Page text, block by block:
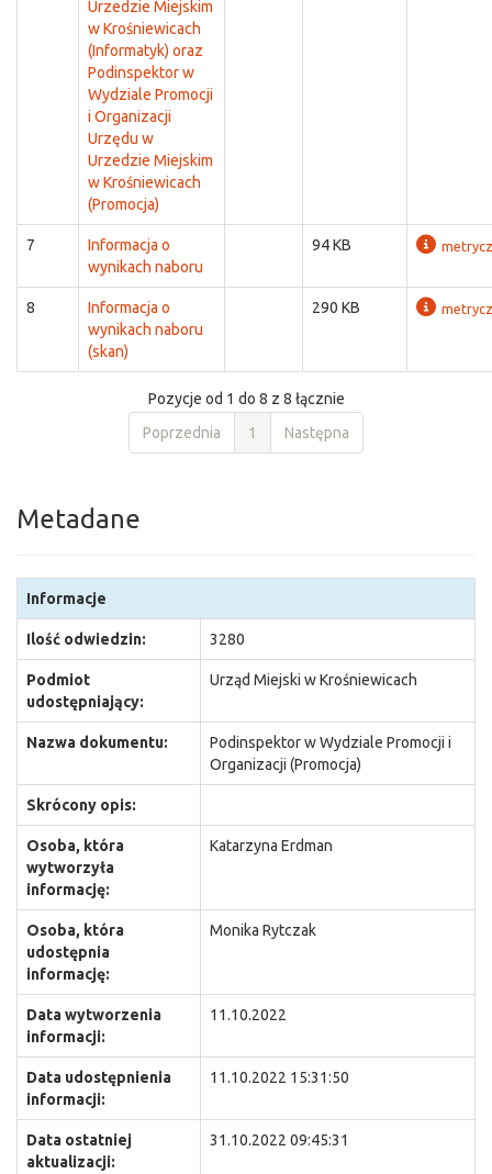
Urzedzie Miejskim
w Krośniewicach
(Informatyk) oraz
Podinspektor w
Wydziale Promocji
i Organizacji
Urzędu w
Urzedzie Miejskim
w Krośniewicach
(Promocja)
7
Informacja o
wynikach naboru
94 KB
8
Informacja o
wynikach naboru
(skan)
290 KB
Pozycje od 1 do 8 z 8 łącznie
Poprzednia
1 Następna
Metadane
Informacje
Ilość odwiedzin: 3280
Podmiot
udostępniający:
Urząd Miejski w Krośniewicach
Nazwa dokumentu:
Podinspektor w Wydziale Promocji i
Organizacji (Promocja)
Skrócony opis:
Osoba, która
wytworzyła
informację:
Katarzyna Erdman
Osoba, która
udostępnia
informację:
Monika Rytczak
Data wytworzenia
informacji:
11.10.2022
Data udostępnienia
informacji:
11.10.2022 15:31:50
Data ostatniej
aktualizacji:
31.10.2022 09:45:31